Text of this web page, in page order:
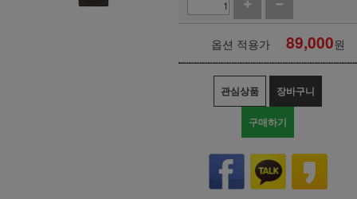
옵션 적용가 89,000원
관심상품 장바구니
구매하기